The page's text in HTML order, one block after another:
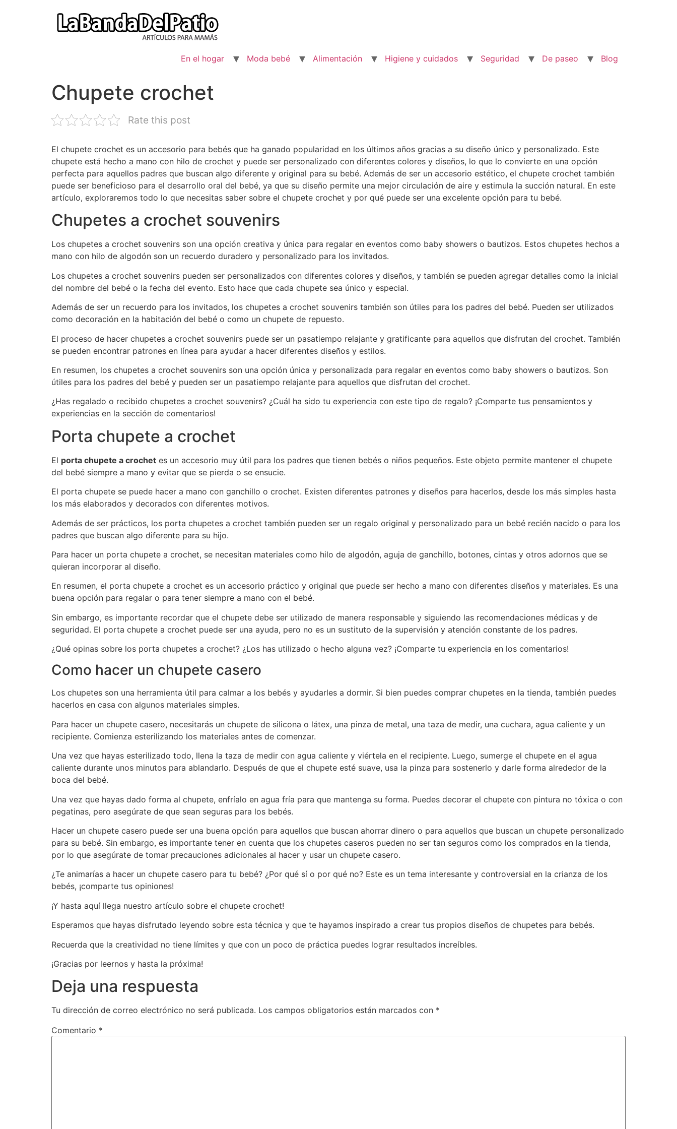
En el hogar Moda bebé Alimentación Higiene y cuidados Seguridad De paseo Blog
Chupete crochet
Rate this post
El chupete crochet es un accesorio para bebés que ha ganado popularidad en los últimos años gracias a su diseño único y personalizado. Este
chupete está hecho a mano con hilo de crochet y puede ser personalizado con diferentes colores y diseños, lo que lo convierte en una opción
perfecta para aquellos padres que buscan algo diferente y original para su bebé. Además de ser un accesorio estético, el chupete crochet también
puede ser beneficioso para el desarrollo oral del bebé, ya que su diseño permite una mejor circulación de aire y estimula la succión natural. En este
artículo, exploraremos todo lo que necesitas saber sobre el chupete crochet y por qué puede ser una excelente opción para tu bebé.
Chupetes a crochet souvenirs
Los chupetes a crochet souvenirs son una opción creativa y única para regalar en eventos como baby showers o bautizos. Estos chupetes hechos a
mano con hilo de algodón son un recuerdo duradero y personalizado para los invitados.
Los chupetes a crochet souvenirs pueden ser personalizados con diferentes colores y diseños, y también se pueden agregar detalles como la inicial
del nombre del bebé o la fecha del evento. Esto hace que cada chupete sea único y especial.
Además de ser un recuerdo para los invitados, los chupetes a crochet souvenirs también son útiles para los padres del bebé. Pueden ser utilizados
como decoración en la habitación del bebé o como un chupete de repuesto.
El proceso de hacer chupetes a crochet souvenirs puede ser un pasatiempo relajante y gratificante para aquellos que disfrutan del crochet. También
se pueden encontrar patrones en línea para ayudar a hacer diferentes diseños y estilos.
En resumen, los chupetes a crochet souvenirs son una opción única y personalizada para regalar en eventos como baby showers o bautizos. Son
útiles para los padres del bebé y pueden ser un pasatiempo relajante para aquellos que disfrutan del crochet.
¿Has regalado o recibido chupetes a crochet souvenirs? ¿Cuál ha sido tu experiencia con este tipo de regalo? ¡Comparte tus pensamientos y
experiencias en la sección de comentarios!
Porta chupete a crochet
El porta chupete a crochet es un accesorio muy útil para los padres que tienen bebés o niños pequeños. Este objeto permite mantener el chupete
del bebé siempre a mano y evitar que se pierda o se ensucie.
El porta chupete se puede hacer a mano con ganchillo o crochet. Existen diferentes patrones y diseños para hacerlos, desde los más simples hasta
los más elaborados y decorados con diferentes motivos.
Además de ser prácticos, los porta chupetes a crochet también pueden ser un regalo original y personalizado para un bebé recién nacido o para los
padres que buscan algo diferente para su hijo.
Para hacer un porta chupete a crochet, se necesitan materiales como hilo de algodón, aguja de ganchillo, botones, cintas y otros adornos que se
quieran incorporar al diseño.
En resumen, el porta chupete a crochet es un accesorio práctico y original que puede ser hecho a mano con diferentes diseños y materiales. Es una
buena opción para regalar o para tener siempre a mano con el bebé.
Sin embargo, es importante recordar que el chupete debe ser utilizado de manera responsable y siguiendo las recomendaciones médicas y de
seguridad. El porta chupete a crochet puede ser una ayuda, pero no es un sustituto de la supervisión y atención constante de los padres.
¿Qué opinas sobre los porta chupetes a crochet? ¿Los has utilizado o hecho alguna vez? ¡Comparte tu experiencia en los comentarios!
Como hacer un chupete casero
Los chupetes son una herramienta útil para calmar a los bebés y ayudarles a dormir. Si bien puedes comprar chupetes en la tienda, también puedes
hacerlos en casa con algunos materiales simples.
Para hacer un chupete casero, necesitarás un chupete de silicona o látex, una pinza de metal, una taza de medir, una cuchara, agua caliente y un
recipiente. Comienza esterilizando los materiales antes de comenzar.
Una vez que hayas esterilizado todo, llena la taza de medir con agua caliente y viértela en el recipiente. Luego, sumerge el chupete en el agua
caliente durante unos minutos para ablandarlo. Después de que el chupete esté suave, usa la pinza para sostenerlo y darle forma alrededor de la
boca del bebé.
Una vez que hayas dado forma al chupete, enfríalo en agua fría para que mantenga su forma. Puedes decorar el chupete con pintura no tóxica o con
pegatinas, pero asegúrate de que sean seguras para los bebés.
Hacer un chupete casero puede ser una buena opción para aquellos que buscan ahorrar dinero o para aquellos que buscan un chupete personalizado
para su bebé. Sin embargo, es importante tener en cuenta que los chupetes caseros pueden no ser tan seguros como los comprados en la tienda,
por lo que asegúrate de tomar precauciones adicionales al hacer y usar un chupete casero.
¿Te animarías a hacer un chupete casero para tu bebé? ¿Por qué sí o por qué no? Este es un tema interesante y controversial en la crianza de los
bebés, ¡comparte tus opiniones!
¡Y hasta aquí llega nuestro artículo sobre el chupete crochet!
Esperamos que hayas disfrutado leyendo sobre esta técnica y que te hayamos inspirado a crear tus propios diseños de chupetes para bebés.
Recuerda que la creatividad no tiene límites y que con un poco de práctica puedes lograr resultados increíbles.
¡Gracias por leernos y hasta la próxima!
Deja una respuesta
Tu dirección de correo electrónico no será publicada. Los campos obligatorios están marcados con *
Comentario *